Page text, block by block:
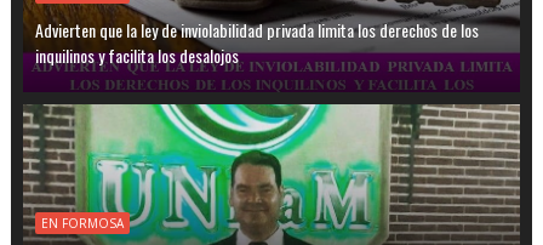
Advierten que la ley de inviolabilidad privada limita los derechos de los
inquilinos y facilita los desalojos
EN FORMOSA